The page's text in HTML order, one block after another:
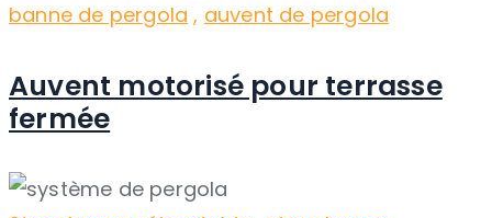
banne de pergola , auvent de pergola
Auvent motorisé pour terrasse
fermée